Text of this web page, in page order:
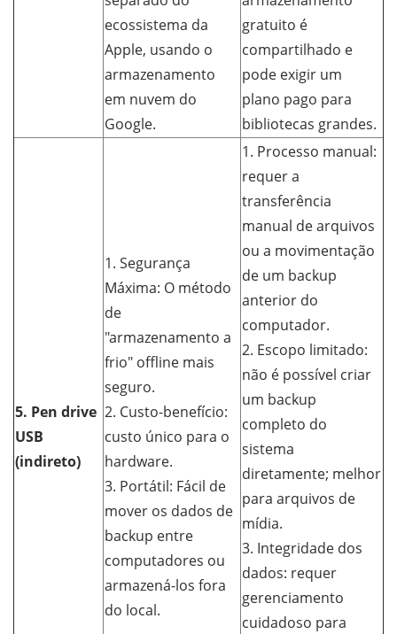
ecossistema da
Apple, usando o
armazenamento
em nuvem do
Google.
gratuito é
compartilhado e
pode exigir um
plano pago para
bibliotecas grandes.
5. Pen drive
USB
(indireto)
1. Segurança
Máxima: O método
de
"armazenamento a
frio" offline mais
seguro.
2. Custo-benefício:
custo único para o
hardware.
3. Portátil: Fácil de
mover os dados de
backup entre
computadores ou
armazená-los fora
do local.
1. Processo manual:
requer a
transferência
manual de arquivos
ou a movimentação
de um backup
anterior do
computador.
2. Escopo limitado:
não é possível criar
um backup
completo do
sistema
diretamente; melhor
para arquivos de
mídia.
3. Integridade dos
dados: requer
gerenciamento
cuidadoso para